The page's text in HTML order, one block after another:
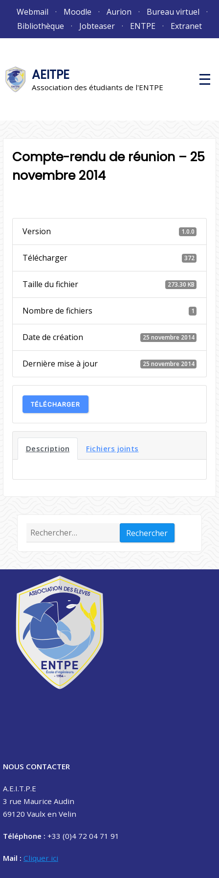
Webmail Moodle Aurion
Bureau virtuel
Bibliothèque
Jobteaser ENTPE Extranet
AEITPE
Association des étudiants de l'ENTPE
M
e
p
Compte-rendu de réunion – 25
novembre 2014
Version 1.0.0
Télécharger 372
Taille du fichier 273.30 KB
Nombre de fichiers 1
Date de création 25 novembre 2014
Dernière mise à jour 25 novembre 2014
TÉLÉCHARGER
Description Fichiers joints
Rechercher :
NOUS CONTACTER
A.E.I.T.P.E
3 rue Maurice Audin
69120 Vaulx en Velin
Téléphone : +33 (0)4 72 04 71 91
Mail : Cliquer ici